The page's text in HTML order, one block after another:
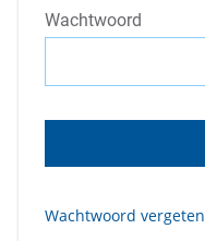
Wachtwoord
Wachtwoord vergeten